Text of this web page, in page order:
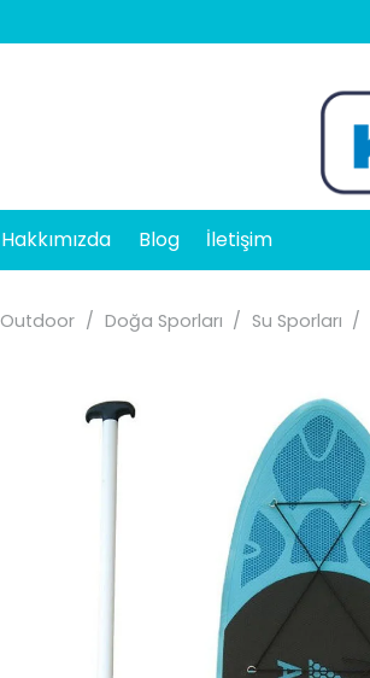
Hakkımızda Blog İletişim
Outdoor / Doğa Sporları / Su Sporları /